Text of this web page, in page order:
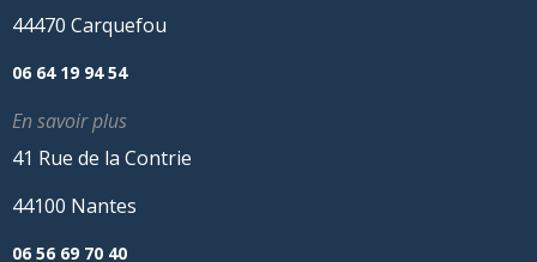
44470 Carquefou
06 64 19 94 54
En savoir plus
41 Rue de la Contrie
44100 Nantes
06 56 69 70 40